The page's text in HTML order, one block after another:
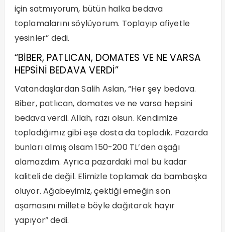
için satmıyorum, bütün halka bedava
toplamalarını söylüyorum. Toplayıp afiyetle
yesinler” dedi.
“BİBER, PATLICAN, DOMATES VE NE VARSA
HEPSİNİ BEDAVA VERDİ”
Vatandaşlardan Salih Aslan, “Her şey bedava.
Biber, patlıcan, domates ve ne varsa hepsini
bedava verdi. Allah, razı olsun. Kendimize
topladığımız gibi eşe dosta da topladık. Pazarda
bunları almış olsam 150-200 TL’den aşağı
alamazdım. Ayrıca pazardaki mal bu kadar
kaliteli de değil. Elimizle toplamak da bambaşka
oluyor. Ağabeyimiz, çektiği emeğin son
aşamasını millete böyle dağıtarak hayır
yapıyor” dedi.